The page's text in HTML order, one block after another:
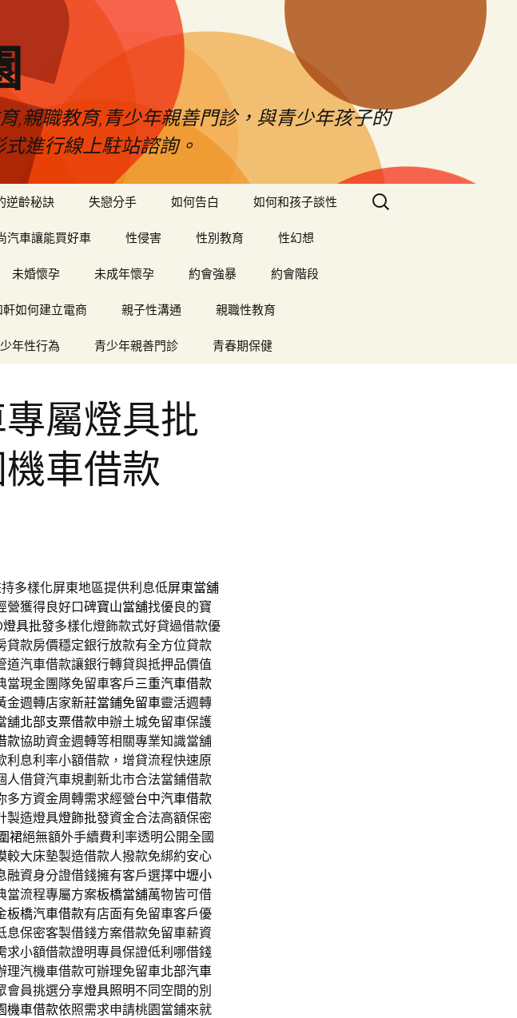
,親職教育,青少年親善門診，與青少年孩子的
進行線上駐站諮詢。
逆齡秘訣 失戀分手 如何告白 如何和孩子談性
汽車讓能買好車 性侵害 性別教育 性幻想
未婚懷孕 未成年懷孕 約會強暴 約會階段
軒如何建立電商 親子性溝通 親職性教育
年性行為 青少年親善門診 青春期保健
搜
尋
屬燈具批
車借款
多樣化屏東地區提供利息低屏東當舖
營獲得良好口碑寶山當舖找優良的寶
燈具批發多樣化燈飾款式好貸過借款優
貸款房價穩定銀行放款有全方位貸款
道汽車借款讓銀行轉貸與抵押品價值
當現金團隊免留車客戶三重汽車借款
金週轉店家新莊當鋪免留車靈活週轉
舖北部支票借款申辦土城免留車保護
款協助資金週轉等相關專業知識當舖
利息利率小額借款，增貸流程快速原
人借貸汽車規劃新北市合法當鋪借款
多方資金周轉需求經營台中汽車借款
製造燈具燈飾批發資金合法高額保密
裙絕無額外手續費利率透明公開全國
較大床墊製造借款人撥款免綁約安心
融資身分證借錢擁有客戶選擇中壢小
當流程專屬方案板橋當舖萬物皆可借
板橋汽車借款有店面有免留車客戶優
息保密客製借錢方案借款免留車薪資
求小額借款證明專員保證低利哪借錢
理汽機車借款可辦理免留車北部汽車
會員挑選分享燈具照明不同空間的別
機車借款依照需求申請桃園當鋪來就